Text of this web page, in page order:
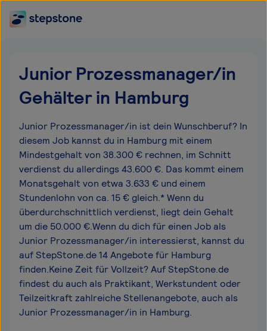
Junior Prozessmanager/in
Gehälter in Hamburg
Junior Prozessmanager/in ist dein Wunschberuf? In
diesem Job kannst du in Hamburg mit einem
Mindestgehalt von 38.300 € rechnen, im Schnitt
verdienst du allerdings 43.600 €. Das kommt einem
Monatsgehalt von etwa 3.633 € und einem
Stundenlohn von ca. 15 € gleich.* Wenn du
überdurchschnittlich verdienst, liegt dein Gehalt
um die 50.000 €.Wenn du dich für einen Job als
Junior Prozessmanager/in interessierst, kannst du
auf StepStone.de 14 Angebote für Hamburg
finden.Keine Zeit für Vollzeit? Auf StepStone.de
findest du auch als Praktikant, Werkstundent oder
Teilzeitkraft zahlreiche Stellenangebote, auch als
Junior Prozessmanager/in in Hamburg.